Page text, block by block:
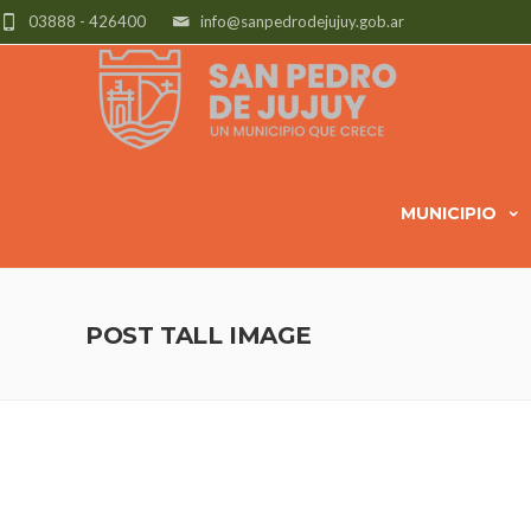
info@sanpedrodejujuy.gob.ar
03888 - 426400
MUNICIPIO
POST TALL IMAGE